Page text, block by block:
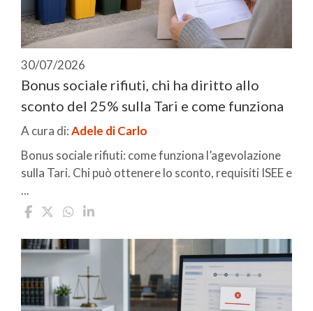
30/07/2026
Bonus sociale rifiuti, chi ha diritto allo
sconto del 25% sulla Tari e come funziona
A cura di:Adele di Carlo
Bonus sociale rifiuti: come funziona l’agevolazione
sulla Tari. Chi può ottenere lo sconto, requisiti ISEE e
...